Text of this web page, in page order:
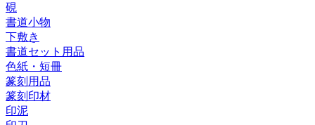
硯
書道小物
下敷き
書道セット用品
色紙・短冊
篆刻用品
篆刻印材
印泥